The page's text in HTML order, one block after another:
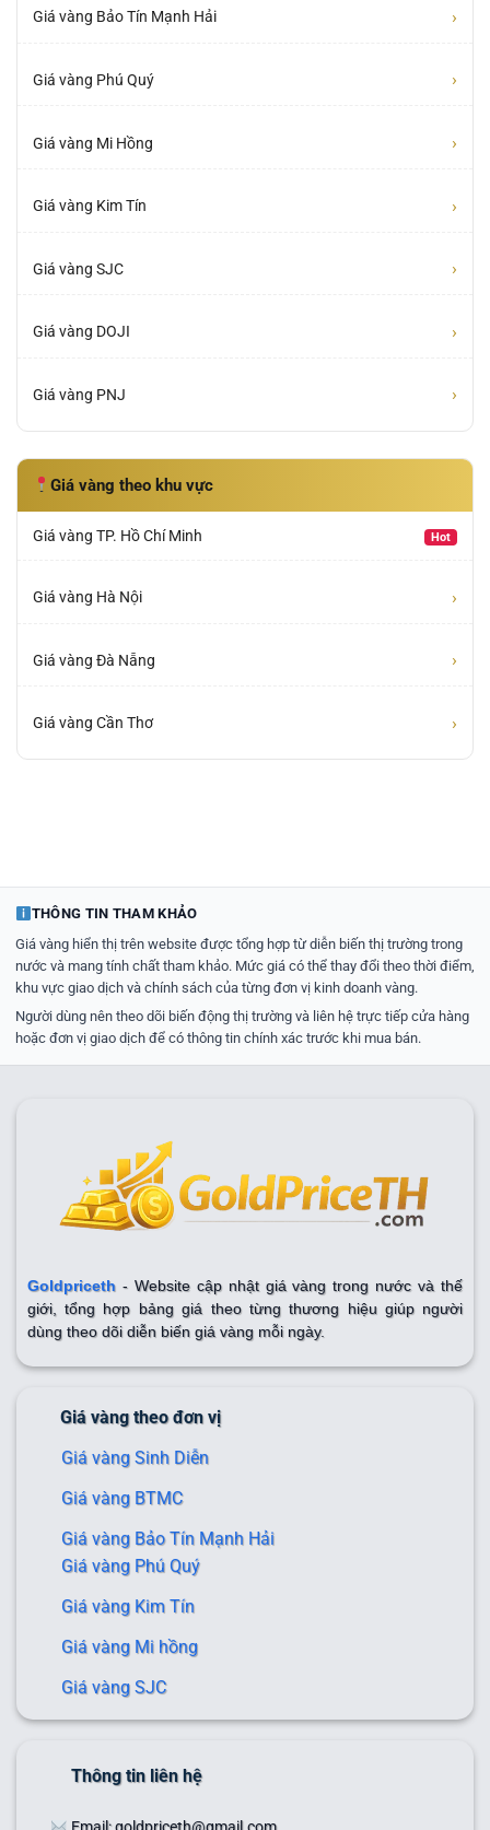
Giá vàng Bảo Tín Mạnh Hải ›
Giá vàng Phú Quý ›
Giá vàng Mi Hồng ›
Giá vàng Kim Tín ›
Giá vàng SJC ›
Giá vàng DOJI ›
Giá vàng PNJ ›
Giá vàng theo khu vực
Giá vàng TP. Hồ Chí Minh Hot
Giá vàng Hà Nội ›
Giá vàng Đà Nẵng ›
Giá vàng Cần Thơ ›
THÔNG TIN THAM KHẢO
Giá vàng hiển thị trên website được tổng hợp từ diễn biến thị trường trong
nước và mang tính chất tham khảo. Mức giá có thể thay đổi theo thời điểm,
khu vực giao dịch và chính sách của từng đơn vị kinh doanh vàng.
Người dùng nên theo dõi biến động thị trường và liên hệ trực tiếp cửa hàng
hoặc đơn vị giao dịch để có thông tin chính xác trước khi mua bán.
Goldpriceth- Website cập nhật giá vàng trong nước và thế
giới, tổng hợp bảng giá theo từng thương hiệu giúp người
dùng theo dõi diễn biến giá vàng mỗi ngày.
Giá vàng theo đơn vị
Giá vàng Sinh Diễn
Giá vàng BTMC
Giá vàng Bảo Tín Mạnh Hải
Giá vàng Phú Quý
Giá vàng Kim Tín
Giá vàng Mi hồng
Giá vàng SJC
Thông tin liên hệ